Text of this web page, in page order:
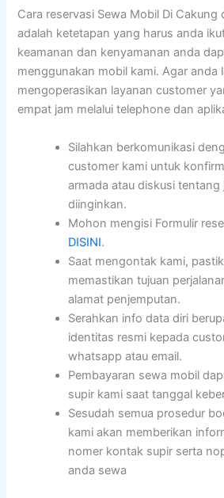
Cara reservasi Sewa Mobil Di
adalah ketetapan yang harus anda
keamanan dan kenyamanan anda
menggunakan mobil kami. Agar anda
mengoperasikan layanan customer
empat jam melalui telephone dan
Silahkan berkomunikasi
customer kami untuk
armada atau diskusi
diinginkan.
Mohon mengisi Formulir
DISINI.
Saat mengontak kami,
memastikan tujuan
alamat penjemputan.
Serahkan info data diri
identitas resmi kepada
whatsapp atau email.
Pembayaran sewa mobil
supir kami saat tanggal
Sesudah semua prosedur
kami akan memberikan
nomer kontak supir serta
anda sewa